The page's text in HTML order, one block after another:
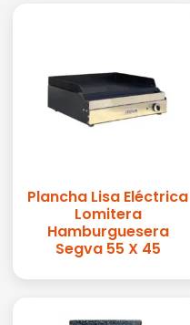
Plancha Lisa Eléctrica
Lomitera
Hamburguesera
Segva 55 X 45